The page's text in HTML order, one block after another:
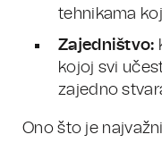
tehnikama
Zajedništvo:
kojoj svi
zajedno
Ono što je